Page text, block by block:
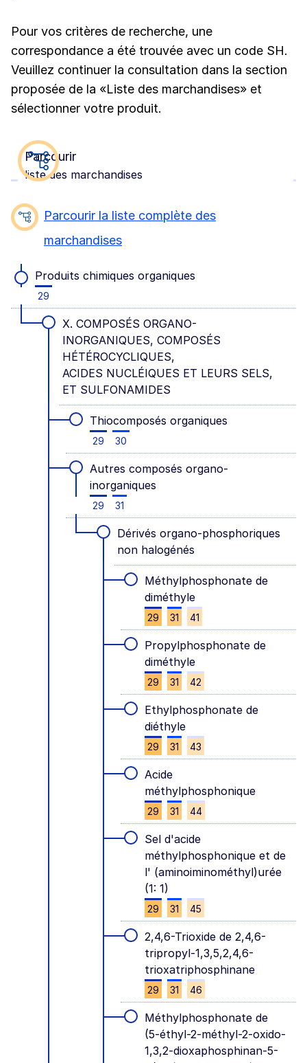
Pour vos critères de recherche, une
correspondance a été trouvée avec un code SH.
Veuillez continuer la consultation dans la section
proposée de la «Liste des marchandises» et
sélectionner votre produit.
Parcourir
liste des marchandises
Parcourir la liste complète des
marchandises
Produits chimiques organiques
29
X. COMPOSÉS ORGANO-
INORGANIQUES, COMPOSÉS
HÉTÉROCYCLIQUES,
ACIDES NUCLÉIQUES ET LEURS SELS,
ET SULFONAMIDES
Thiocomposés organiques
29 30
Autres composés organo-
inorganiques
29 31
Dérivés organo-phosphoriques
non halogénés
Méthylphosphonate de
diméthyle
29 31 41
Propylphosphonate de
diméthyle
29 31 42
Ethylphosphonate de
diéthyle
29 31 43
Acide
méthylphosphonique
29 31 44
Sel d'acide
méthylphosphonique et de
l' (aminoiminométhyl)urée
(1: 1)
29 31 45
2,4,6-Trioxide de 2,4,6-
tripropyl-1,3,5,2,4,6-
trioxatriphosphinane
29 31 46
Méthylphosphonate de
(5-éthyl-2-méthyl-2-oxido-
1,3,2-dioxaphosphinan-5-